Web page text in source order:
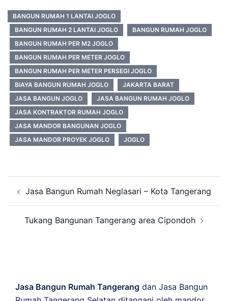
BANGUN RUMAH 1 LANTAI JOGLO
BANGUN RUMAH 2 LANTAI JOGLO
BANGUN RUMAH JOGLO
BANGUN RUMAH PER M2 JOGLO
BANGUN RUMAH PER METER JOGLO
BANGUN RUMAH PER METER PERSEGI JOGLO
BIAYA BANGUN RUMAH JOGLO
JAKARTA BARAT
JASA BANGUN JOGLO
JASA BANGUN RUMAH JOGLO
JASA KONTRAKTOR RUMAH JOGLO
JASA MANDOR BANGUNAN JOGLO
JASA MANDOR PROYEK JOGLO
JOGLO
navigation
Jasa Bangun Rumah Neglasari – Kota Tangerang
Tukang Bangunan Tangerang area Cipondoh
Jasa Bangun Rumah Tangerang dan Jasa Bangun